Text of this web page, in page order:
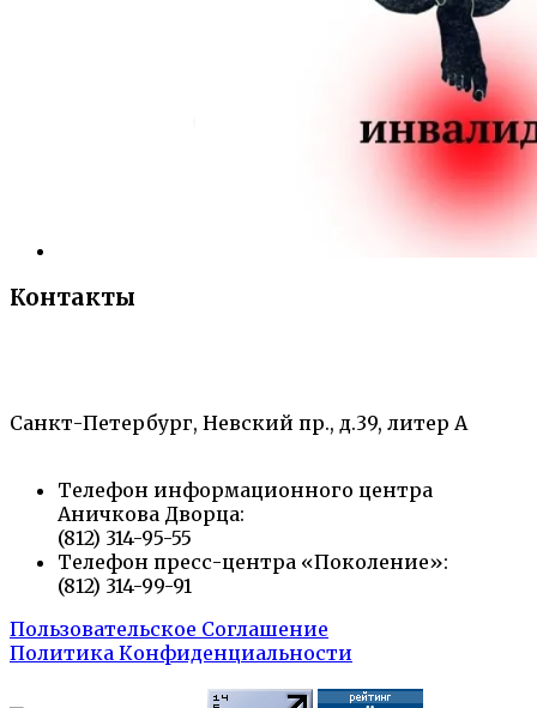
Контакты
Санкт-Петербург, Невский пр., д.39, литер А
Телефон информационного центра
Аничкова Дворца:
(812) 314-95-55
Телефон пресс-центра «Поколение»:
(812) 314-99-91
Пользовательское Соглашение
Политика Конфиденциальности